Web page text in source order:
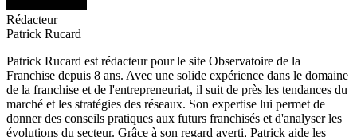
Rédacteur
Patrick Rucard
Patrick Rucard est rédacteur pour le site Observatoire de la
Franchise depuis 8 ans. Avec une solide expérience dans le domaine
de la franchise et de l'entrepreneuriat, il suit de près les tendances du
marché et les stratégies des réseaux. Son expertise lui permet de
donner des conseils pratiques aux futurs franchisés et d'analyser les
évolutions du secteur. Grâce à son regard averti, Patrick aide les